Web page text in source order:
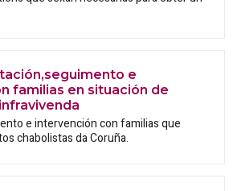
e
familias en situación de
e intervención con familias que
chabolistas da Coruña.